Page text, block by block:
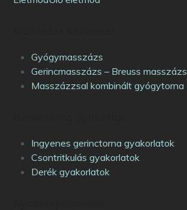
Gyógymasszázs
Gerincmasszázs – Breuss masszázs
Masszázzsal kombinált gyógytorna
Ingyenes gerinctorna gyakorlatok
Csontritkulás gyakorlatok
Derék gyakorlatok